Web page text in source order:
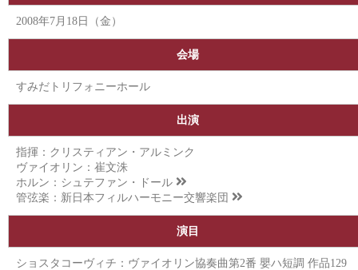
2008年7月18日（金）
会場
すみだトリフォニーホール
出演
指揮：クリスティアン・アルミンク
ヴァイオリン：崔文洙
ホルン： シュテファン・ドール
管弦楽： 新日本フィルハーモニー交響楽団
演目
ショスタコーヴィチ：ヴァイオリン協奏曲第2番 嬰ハ短調 作品129